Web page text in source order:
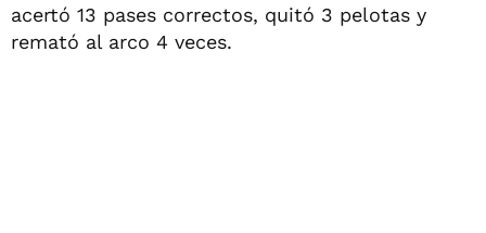
acertó 13 pases correctos, quitó 3 pelotas y
remató al arco 4 veces.